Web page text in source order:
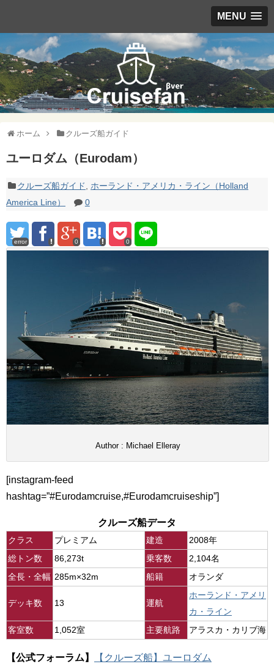
MENU
ホーム クルーズ船ガイド
ユーロダム（Eurodam）
クルーズ船ガイド
ホーランド・アメリカ・ライン（Holland
America Line）
0
error 0 0
Author : Michael Elleray
[instagram-feed
hashtag=”#Eurodamcruise,#Eurodamcruiseship”]
クルーズ船データ
クラス プレミアム 建造
2008年
総トン数
86,273t 乗客数
2,104名
全長・全幅 285m×32m 船籍 オランダ
デッキ数 13 運航
ホーランド・アメリ
カ・ライン
客室数
1,052室 主要航路 アラスカ・カリブ海
【公式フォーラム】
【クルーズ船】ユーロダム